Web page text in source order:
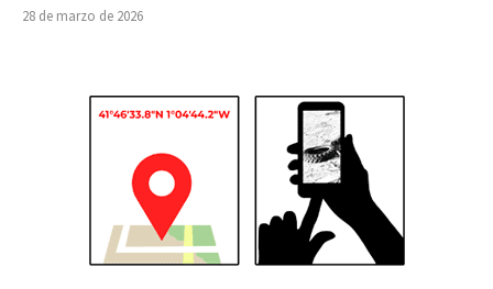
28 de marzo de 2026